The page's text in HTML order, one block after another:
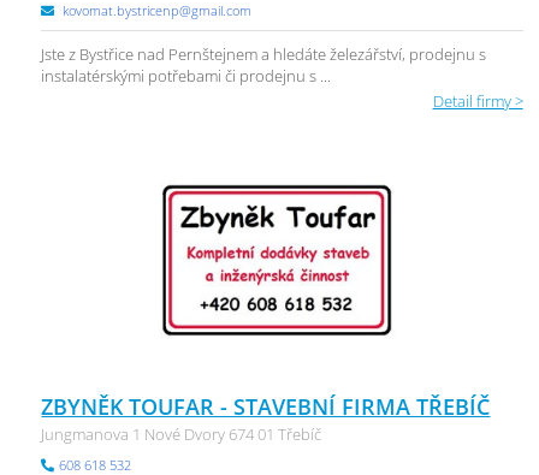
kovomat.bystricenp@gmail.com
Jste z Bystřice nad Pernštejnem a hledáte železářství, prodejnu s
instalatérskými potřebami či prodejnu s ...
Detail firmy >
ZBYNĚK TOUFAR - STAVEBNÍ FIRMA TŘEBÍČ
Jungmanova 1 Nové Dvory 674 01 Třebíč
608 618 532